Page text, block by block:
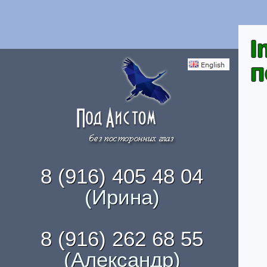
8 (916) 405 48 04
(Ирина)
8 (916) 262 68 55
(Александр)